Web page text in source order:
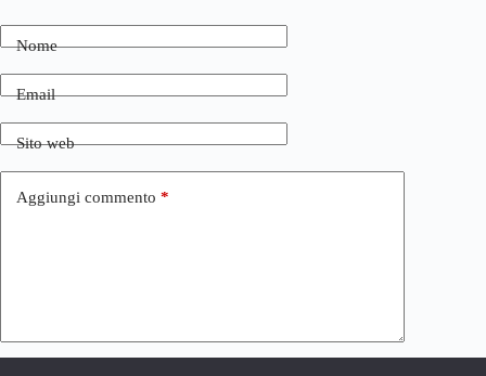
Nome
Email
Sito web
Aggiungi commento *